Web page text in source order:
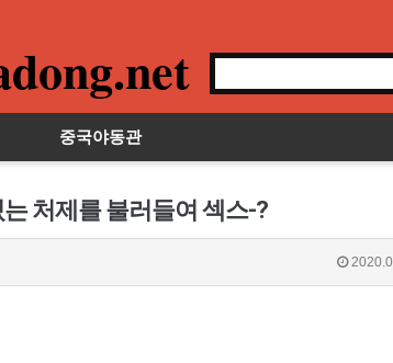
중국야동관
처제를 불러들여 섹스-?